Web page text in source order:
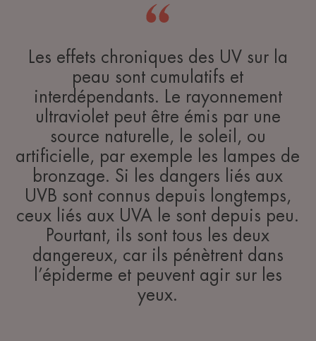
Les effets chroniques des UV sur la
peau sont cumulatifs et
interdépendants. Le rayonnement
ultraviolet peut être émis par une
source naturelle, le soleil, ou
artificielle, par exemple les lampes de
bronzage. Si les dangers liés aux
UVB sont connus depuis longtemps,
ceux liés aux UVA le sont depuis peu.
Pourtant, ils sont tous les deux
dangereux, car ils pénètrent dans
l’épiderme et peuvent agir sur les
yeux.